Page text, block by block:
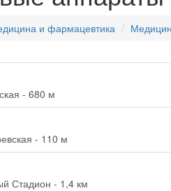
и фармацевтика
- 680 м
- 110 м
Стадион - 1,4 км